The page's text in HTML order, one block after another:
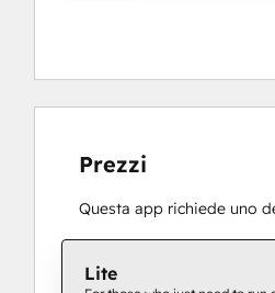
Prezzi
Questa app richiede uno
Lite